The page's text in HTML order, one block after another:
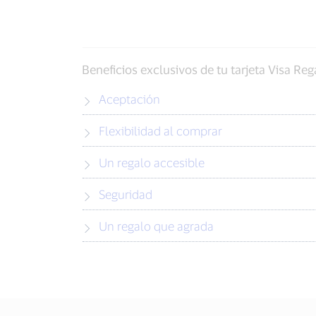
Beneficios exclusivos de tu tarjeta Visa
Aceptación
Flexibilidad al comprar
Un regalo accesible
Seguridad
Un regalo que agrada